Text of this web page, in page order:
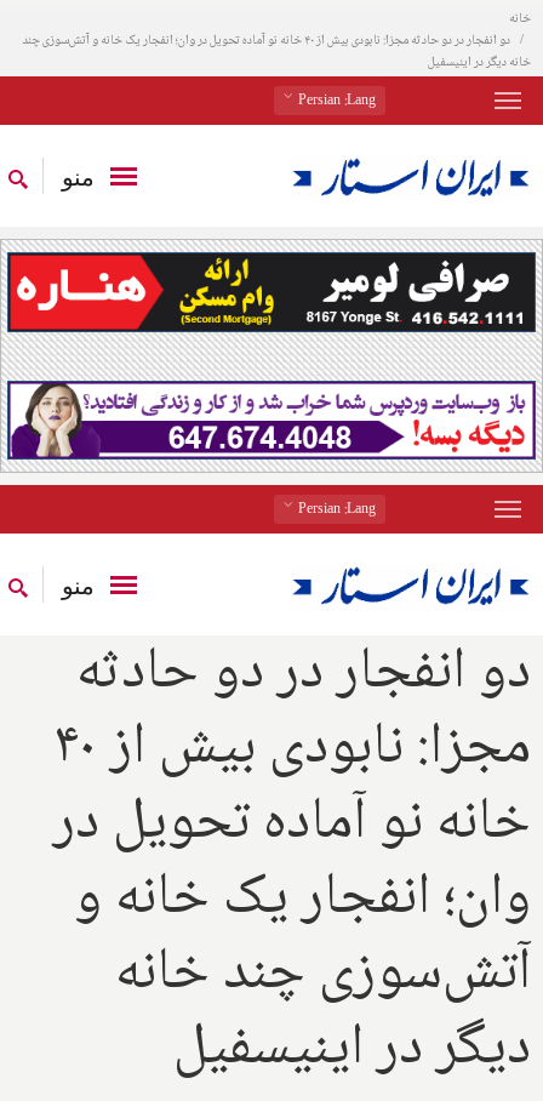
خانه
دو انفجار در دو حادثه مجزا: نابودی بیش از ۴۰ خانه نو آماده تحویل در وان؛ انفجار یک خانه و آتش‌سوزی چند
خانه دیگر در اینیسفیل
Lang
: Persian
منو
Lang
: Persian
منو
دو انفجار در دو حادثه
مجزا: نابودی بیش از ۴۰
خانه نو آماده تحویل در
وان؛ انفجار یک خانه و
آتش‌سوزی چند خانه
دیگر در اینیسفیل